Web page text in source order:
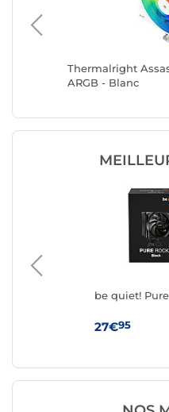
Thermalright
ARGB - Blanc
be quiet!
27€95